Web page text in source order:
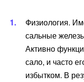
Физиология.
сальные
Активно
сало, и часто
избытком. В